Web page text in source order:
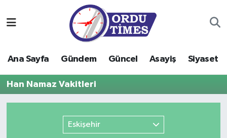
Ana Sayfa Gündem Güncel Asayiş Siyaset
Han Namaz Vakitleri
Eskişehir
Gündem
Güncel
Ordu Nöbetçi Eczaneler
Ordu Hava Durumu
Ordu Namaz Vakitleri
Ordu Trafik Yoğunluk Haritası